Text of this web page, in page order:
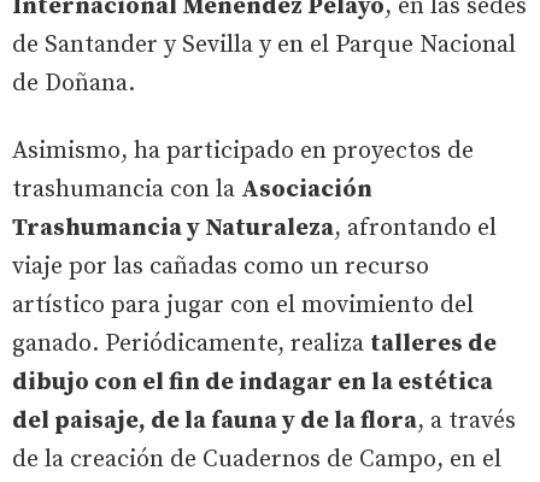
Internacional Menéndez Pelayo, en las sedes
de Santander y Sevilla y en el Parque Nacional
de Doñana.
Asimismo, ha participado en proyectos de
trashumancia con la Asociación
Trashumancia y Naturaleza, afrontando el
viaje por las cañadas como un recurso
artístico para jugar con el movimiento del
ganado. Periódicamente, realiza talleres de
dibujo con el fin de indagar en la estética
del paisaje, de la fauna y de la flora, a través
de la creación de Cuadernos de Campo, en el